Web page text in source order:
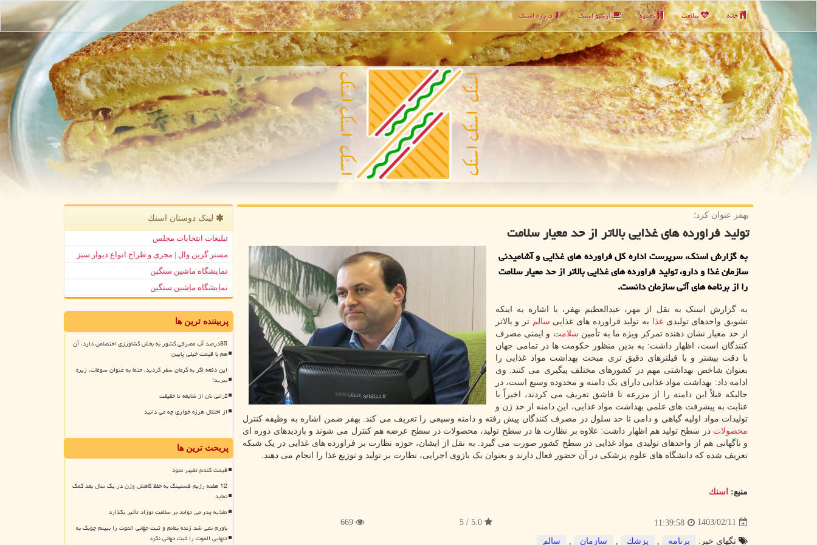
خانه سلامت تغذیه آرشیو اسنك درباره اسنك
بهفر عنوان كرد؛
تولید فراورده های غذایی بالاتر از حد معیار سلامت
به گزارش اسنک، سرپرست اداره کل فراورده های غذایی و آشامیدنی
سازمان غذا و دارو، تولید فراورده های غذایی بالاتر از حد معیار سلامت
را از برنامه های آتی سازمان دانست.
به گزارش اسنک به نقل از مهر، عبدالعظیم بهفر، با اشاره به اینکه
تشویق واحدهای تولیدیغذا به تولید فراورده های غذایی سالم تر و بالاتر
از حد معیار نشان دهنده تمرکز ویژه ما به تأمین سلامت و ایمنی مصرف
کنندگان است، اظهار داشت: به بدین منظور حکومت ها در تمامی جهان
با دقت بیشتر و با فیلترهای دقیق تری مبحث بهداشت مواد غذایی را
بعنوان شاخص بهداشتی مهم در کشورهای مختلف پیگیری می کنند. وی
ادامه داد: بهداشت مواد غذایی دارای یک دامنه و محدوده وسیع است، در
حالیکه قبلاً این دامنه را از مزرعه تا قاشق تعریف می کردند، اخیراً با
عنایت به پیشرفت های علمی بهداشت مواد غذایی، این دامنه از حد ژن و
تولیدات مواد اولیه گیاهی و دامی تا حد سلول در مصرف کنندگان پیش رفته و دامنه وسیعی را تعریف می کند. بهفر ضمن اشاره به وظیفه کنترل
محصولات در سطح تولید هم اظهار داشت: علاوه بر نظارت ها در سطح تولید، محصولات در سطح عرضه هم کنترل می شوند و بازدیدهای دوره ای
و ناگهانی هم از واحدهای تولیدی مواد غذایی در سطح کشور صورت می گیرد. به نقل از ایشان، حوزه نظارت بر فراورده های غذایی در یک شبکه
تعریف شده که دانشگاه های علوم پزشکی در آن حضور فعال دارند و بعنوان یک بازوی اجرایی، نظارت بر تولید و توزیع غذا را انجام می دهند.
منبع: اسنك
1403/02/11
11:39:58
5.0 / 5
669
تگهای خبر: برنامه پزشك سازمان سالم
لینک دوستان اسنك
تبلیغات انتخابات مجلس
مستر گرین وال | مجری و طراح انواع دیوار سبز
نمایشگاه ماشین سنگین
نمایشگاه ماشین سنگین
پربیننده ترین ها
85درصد آب مصرفی کشور به بخش کشاورزی اختصاص دارد، آن
هم با قیمت خیلی پایین
این دفعه اگر به کرمان سفر کردید، حتما به عنوان سوغات، زیره
ببرید!
گرانی نان از شایعه تا حقیقت
از اختلال هرزه خواری چه می دانید
پربحث ترین ها
قیمت گندم تغییر نمود
12 هفته رژیم فستینگ به حفظ کاهش وزن در یک سال بعد کمک
نماید
تغذیه پدر می تواند بر سلامت نوزاد تأثیر بگذارد
باورم نمی شد زنده بمانم و ثبت جهانی الموت را ببینم چوبک به
تنهایی الموت را ثبت جهانی نکرد